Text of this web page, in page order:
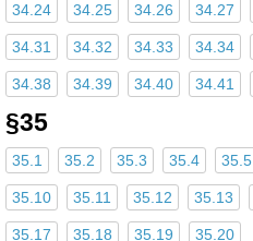
34.24 34.25 34.26 34.27
34.31 34.32 34.33 34.34
34.38 34.39 34.40 34.41
§35
35.1 35.2 35.3 35.4 35.5
35.10 35.11 35.12 35.13
35.17 35.18 35.19 35.20